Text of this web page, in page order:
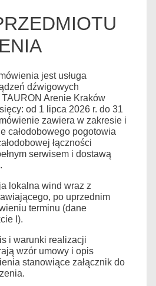
jest usługa
dźwigowych
Arenie Kraków
od 1 lipca 2026 r. do 31
zawiera w zakresie i
całodobowego pogotowia
łączności
serwisem i dostawą
lokalna wind wraz z
po uprzednim
terminu (dane
I).
i warunki realizacji
wzór umowy i opis
stanowiące załącznik do